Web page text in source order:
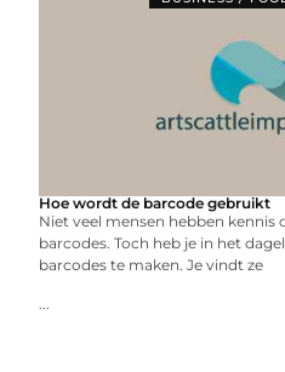
Hoe wordt de barcode gebruikt
Niet veel mensen hebben kennis
barcodes. Toch heb je in het
barcodes te maken. Je vindt ze
...